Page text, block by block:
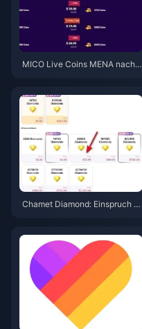
MICO Live Coins MENA nach v
Chamet Diamond: Einspruch g
h bei 0 %?